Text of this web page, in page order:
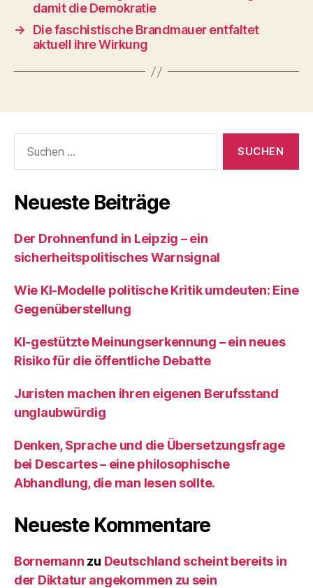
damit die Demokratie
→
Die faschistische Brandmauer entfaltet
aktuell ihre Wirkung
nach:
Neueste Beiträge
Der Drohnenfund in Leipzig – ein
sicherheitspolitisches Warnsignal
Wie KI‑Modelle politische Kritik umdeuten: Eine
Gegenüberstellung
KI‑gestützte Meinungserkennung – ein neues
Risiko für die öffentliche Debatte
Juristen machen ihren eigenen Berufsstand
unglaubwürdig
Denken, Sprache und die Übersetzungsfrage
bei Descartes – eine philosophische
Abhandlung, die man lesen sollte.
Neueste Kommentare
Bornemann zu Deutschland scheint bereits in
der Diktatur angekommen zu sein